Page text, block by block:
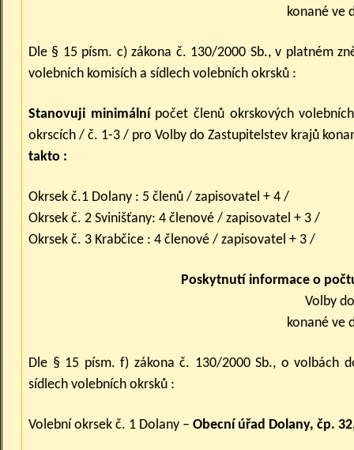
konané ve
Dle § 15 písm. c) zákona č. 130/2000 Sb., v platném
volebních komisích a sídlech volebních okrsků :
Stanovuji minimální počet členů okrskových
okrscích / č. 1-3 / pro Volby do Zastupitelstev krajů
takto :
Okrsek č.1 Dolany : 5 členů / zapisovatel + 4 /
Okrsek č. 2 Svinišťany: 4 členové / zapisovatel + 3 /
Okrsek č. 3 Krabčice : 4 členové / zapisovatel + 3 /
Poskytnutí informace o
Volby
konané ve
Dle § 15 písm. f) zákona č. 130/2000 Sb., o volbách
sídlech volebních okrsků :
Volební okrsek č. 1 Dolany – Obecní úřad Dolany, čp.